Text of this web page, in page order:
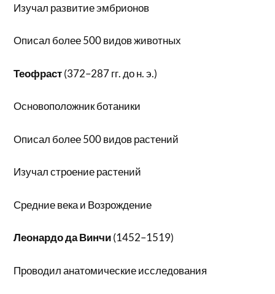
Изучал развитие эмбрионов
Описал более 500 видов животных
Теофраст(372–287 гг. до н. э.)
Основоположник ботаники
Описал более 500 видов растений
Изучал строение растений
Средние века и Возрождение
Леонардо да Винчи(1452–1519)
Проводил анатомические исследования